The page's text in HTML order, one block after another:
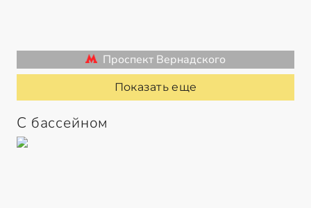
Проспект Вернадского
Показать еще
С бассейном